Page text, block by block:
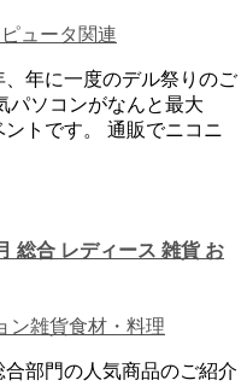
ュータ関連
年に一度のデル祭りのご
パソコンがなんと最大
トです。 通販でニコニ
総合 レディース 雑貨 お
ン雑貨食材・料理
合部門の人気商品のご紹介